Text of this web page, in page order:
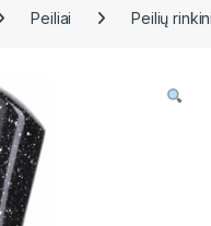
Peiliai Peilių